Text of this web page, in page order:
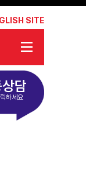
SITE
담
하세요